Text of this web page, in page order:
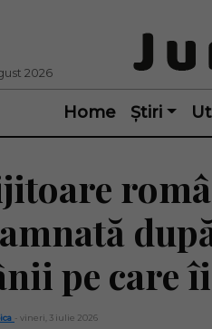
2026
Home Știri
pe care
- vineri, 3 iulie 2026